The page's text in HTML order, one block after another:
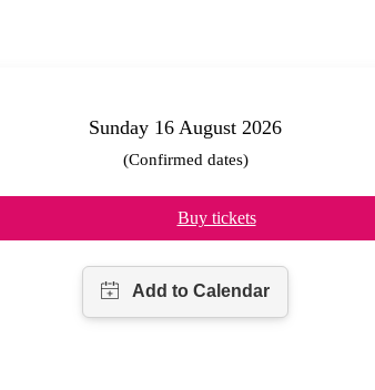
Sunday 16 August 2026
(Confirmed dates)
Buy tickets